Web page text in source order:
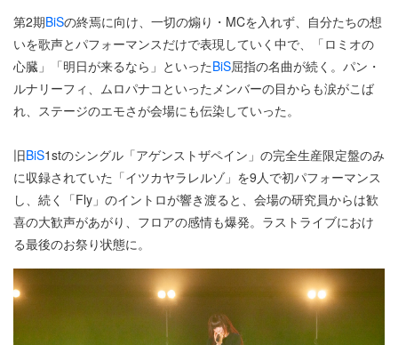
第2期BiSの終焉に向け、一切の煽り・MCを入れず、自分たちの想
いを歌声とパフォーマンスだけで表現していく中で、「ロミオの
心臓」「明日が来るなら」といったBiS屈指の名曲が続く。パン・
ルナリーフィ、ムロパナコといったメンバーの目からも涙がこば
れ、ステージのエモさが会場にも伝染していった。
旧BiS1stのシングル「アゲンストザペイン」の完全生産限定盤のみ
に収録されていた「イツカヤラレルゾ」を9人で初パフォーマンス
し、続く「Fly」のイントロが響き渡ると、会場の研究員からは歓
喜の大歓声があがり、フロアの感情も爆発。ラストライブにおけ
る最後のお祭り状態に。